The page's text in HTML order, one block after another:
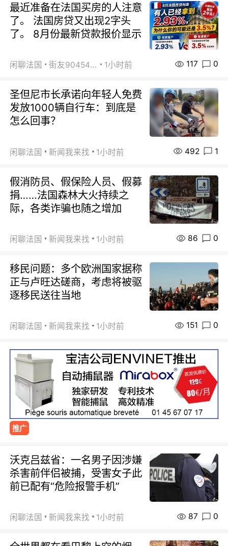
最近准备在法国买房的人注意
了。 法国房贷又出现2字头
了。 8月份最新贷款报价显示
闲聊法国 街友90454511 1小时前 117 0
圣但尼市长承诺向年轻人免费
发放1000辆自行车：到底是
怎么回事？
闲聊法国 新闻我来找 1小时前 492 1
假消防员、假保险人员、假募
捐……法国森林大火持续之
际，各类诈骗也随之增加
闲聊法国 新闻我来找 1小时前 86 0
移民问题：多个欧洲国家据称
正与卢旺达磋商，考虑将被驱
逐移民送往当地
闲聊法国 新闻我来找 1小时前 151 0
推广
沃克吕兹省：一名男子因涉嫌
杀害前伴侣被捕，受害女子此
前已配有“危险报警手机”
闲聊法国 新闻我来找 1小时前 87 0